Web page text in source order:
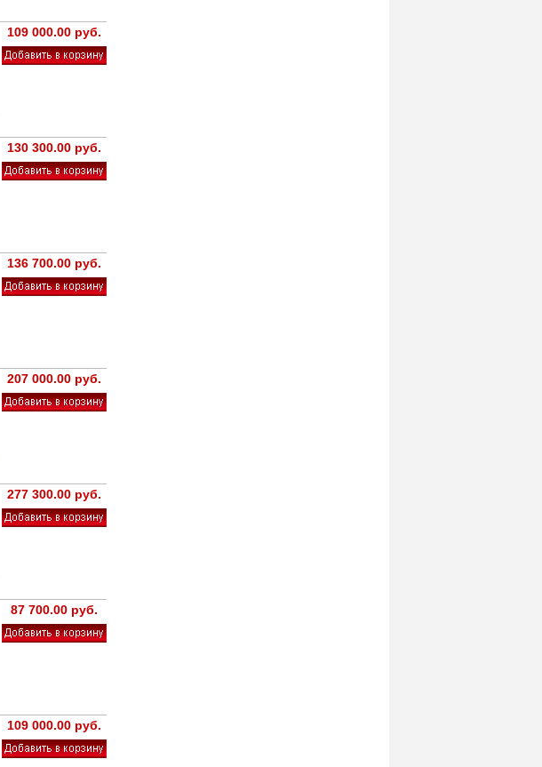
109 000.00 руб.
130 300.00 руб.
136 700.00 руб.
207 000.00 руб.
277 300.00 руб.
87 700.00 руб.
109 000.00 руб.